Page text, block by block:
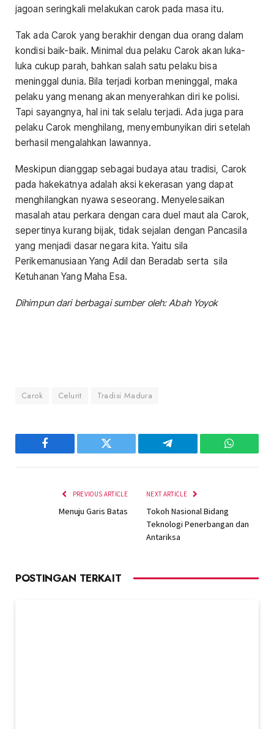
jagoan seringkali melakukan carok pada masa itu.
Tak ada Carok yang berakhir dengan dua orang dalam
kondisi baik-baik. Minimal dua pelaku Carok akan luka-
luka cukup parah, bahkan salah satu pelaku bisa
meninggal dunia. Bila terjadi korban meninggal, maka
pelaku yang menang akan menyerahkan diri ke polisi.
Tapi sayangnya, hal ini tak selalu terjadi. Ada juga para
pelaku Carok menghilang, menyembunyikan diri setelah
berhasil mengalahkan lawannya.
Meskipun dianggap sebagai budaya atau tradisi, Carok
pada hakekatnya adalah aksi kekerasan yang dapat
menghilangkan nyawa seseorang. Menyelesaikan
masalah atau perkara dengan cara duel maut ala Carok,
sepertinya kurang bijak, tidak sejalan dengan Pancasila
yang menjadi dasar negara kita. Yaitu sila
Perikemanusiaan Yang Adil dan Beradab serta sila
Ketuhanan Yang Maha Esa.
Dihimpun dari berbagai sumber oleh: Abah Yoyok
Carok Celurit Tradisi Madura
Facebook Twitter Telegram
PREVIOUS ARTICLE
Menuju Garis Batas
NEXT ARTICLE
Tokoh Nasional Bidang
Teknologi Penerbangan dan
Antariksa
POSTINGAN TERKAIT